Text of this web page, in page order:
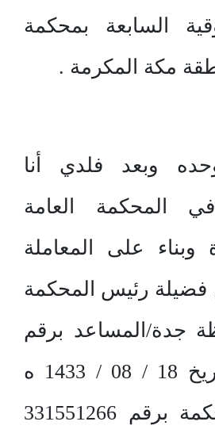
السابعة بمحكمة
مكة المكرمة .
وبعد فلدي أنا
المحكمة العامة
على المعاملة
فضيلة رئيس المحكمة
جدة/المساعد برقم
33530406 وتاريخ 18 / 08 / 1433 ه
المقيدة بالمحكمة برقم 331551266